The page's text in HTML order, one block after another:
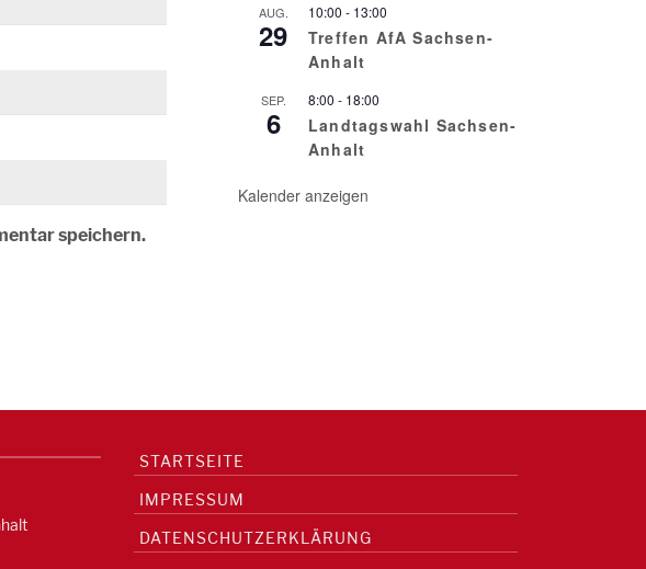
speichern.
AUG.
29
10:00 - 13:00
Treffen AfA Sachsen-
Anhalt
SEP.
6
8:00 - 18:00
Landtagswahl Sachsen-
Anhalt
Kalender anzeigen
STARTSEITE
IMPRESSUM
DATENSCHUTZERKLÄRUNG